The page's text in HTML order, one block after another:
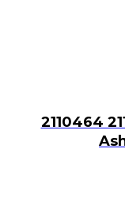
2110464